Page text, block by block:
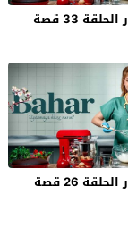
مسلسل بهار الحلقة 33 قصة
مسلسل بهار الحلقة 26 قصة